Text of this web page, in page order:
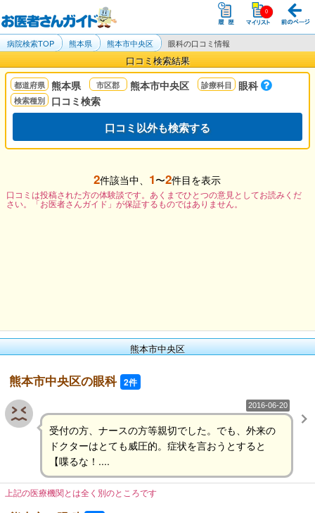
病院検索TOP 熊本県 熊本市中央区 眼科の口コミ情報
口コミ検索結果
熊本県 熊本市中央区
眼科
口コミ検索
口コミ以外も検索する
2件該当中、 1〜2件目を表示
口コミは投稿された方の体験談です。あくまでひとつの意見としてお読みくだ
さい。「お医者さんガイド」が保証するものではありません。
熊本市中央区
熊本市中央区の眼科 2件
2016-06-20
受付の方、ナースの方等親切でした。でも、外来の
ドクターはとても威圧的。症状を言おうとすると
【喋るな！....
上記の医療機関とは全く別のところです